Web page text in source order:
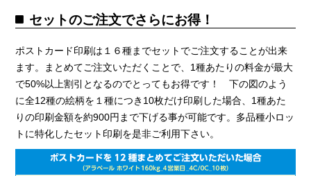
セットのご注文でさらにお得！
ポストカード印刷は１６種までセットでご注文することが出来
ます。まとめてご注文いただくことで、1種あたりの料金が最大
で50%以上割引となるのでとってもお得です！ 下の図のよう
に全12種の絵柄を１種につき10枚だけ印刷した場合、1種あた
りの印刷金額を約900円まで下げる事が可能です。多品種小ロッ
トに特化したセット印刷を是非ご利用下さい。